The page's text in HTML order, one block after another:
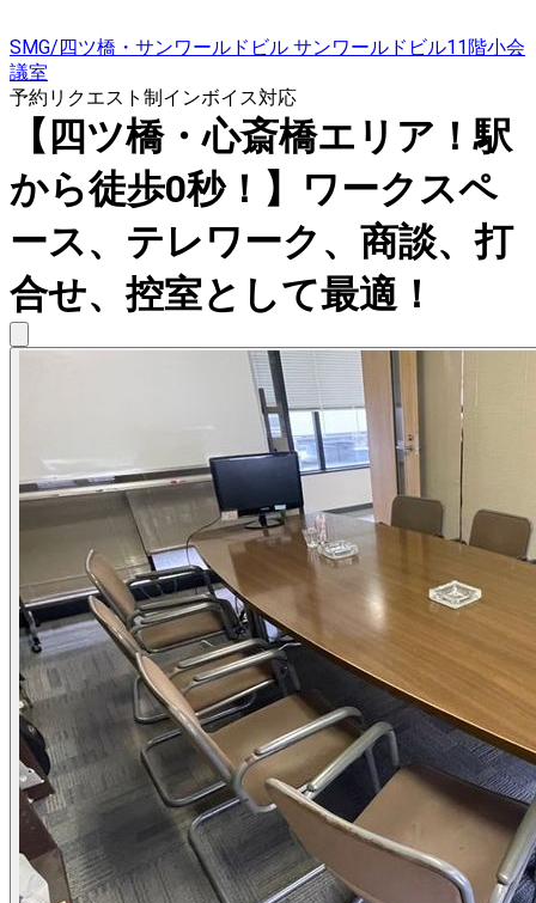
SMG/四ツ橋・サンワールドビル サンワールドビル11階小会
議室
予約リクエスト制インボイス対応
【四ツ橋・心斎橋エリア！駅
から徒歩0秒！】ワークスペ
ース、テレワーク、商談、打
合せ、控室として最適！